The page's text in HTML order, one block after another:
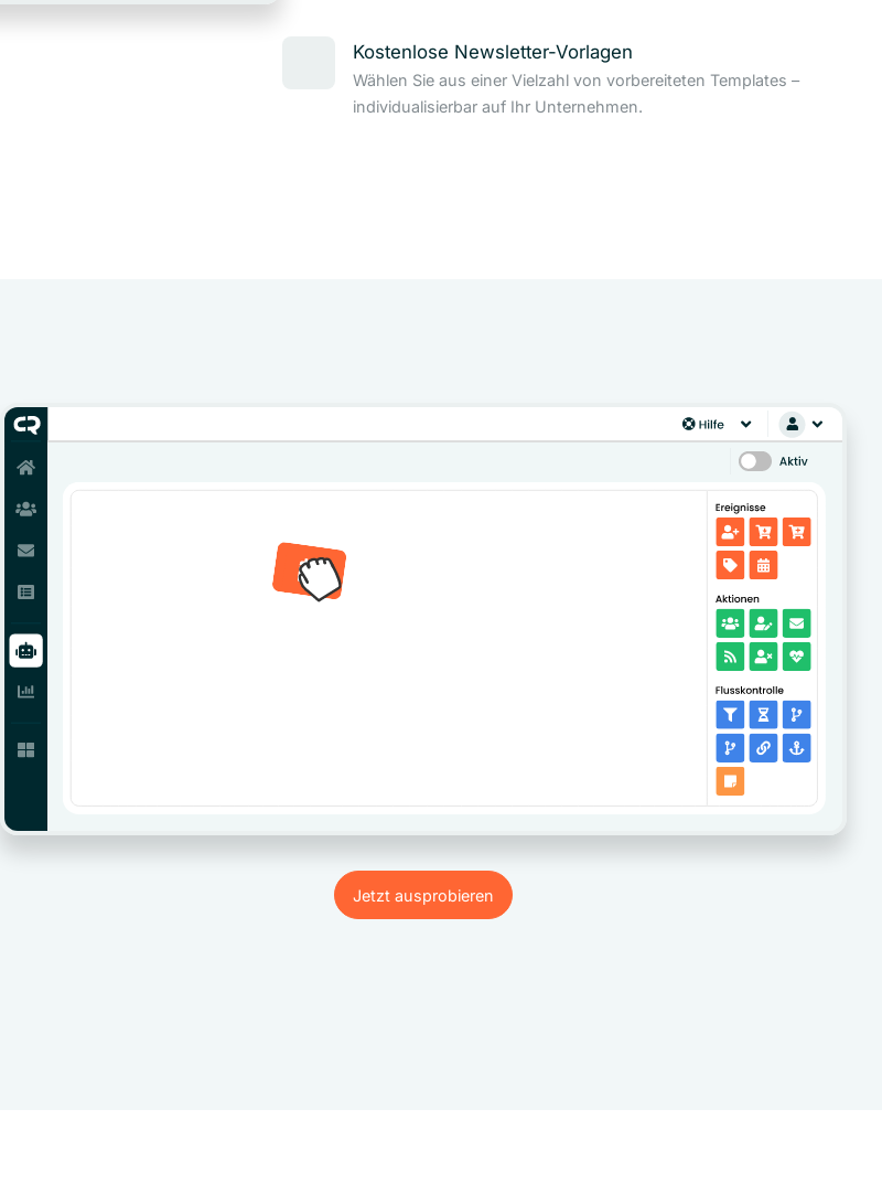
Kostenlose Newsletter-Vorlagen
Wählen Sie aus einer Vielzahl von vorbereiteten Templates –
individualisierbar auf Ihr Unternehmen.
Jetzt ausprobieren
Jetzt ausprobieren